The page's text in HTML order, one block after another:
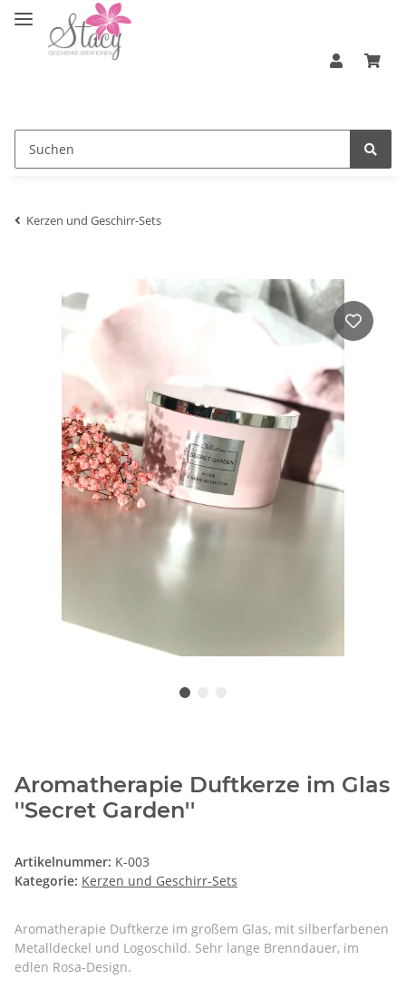
Kerzen und Geschirr-Sets
Aromatherapie Duftkerze im Glas
''Secret Garden''
Artikelnummer: K-003
Kategorie: Kerzen und Geschirr-Sets
Aromatherapie Duftkerze im großem Glas, mit silberfarbenen
Metalldeckel und Logoschild. Sehr lange Brenndauer, im
edlen Rosa-Design.